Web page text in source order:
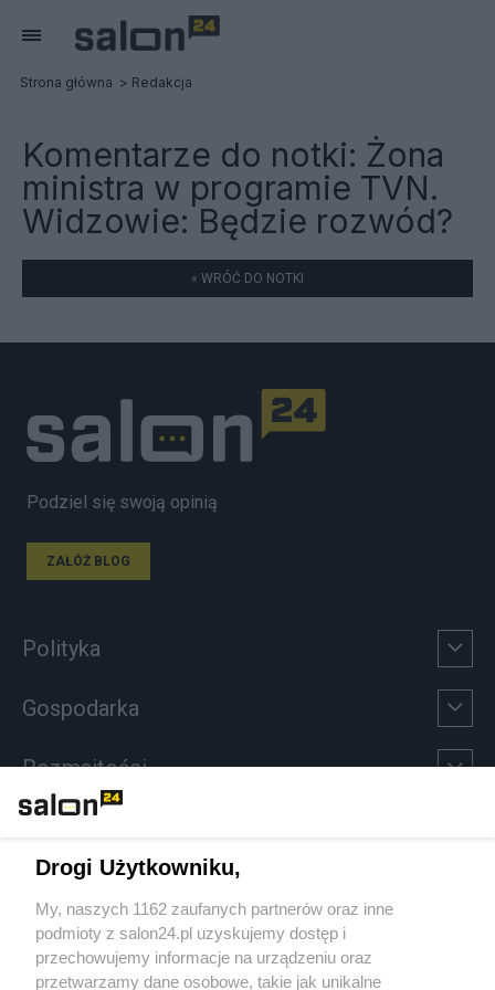
Strona główna Redakcja
Komentarze do notki: Żona
ministra w programie TVN.
Widzowie: Będzie rozwód?
« WRÓĆ DO NOTKI
Podziel się swoją opinią
ZAŁÓŻ BLOG
Polityka
Gospodarka
Rozmaitości
Sport
Społeczeństwo
Drogi Użytkowniku,
My, naszych 1162 zaufanych partnerów oraz inne
podmioty z salon24.pl uzyskujemy dostęp i
przechowujemy informacje na urządzeniu oraz
przetwarzamy dane osobowe, takie jak unikalne